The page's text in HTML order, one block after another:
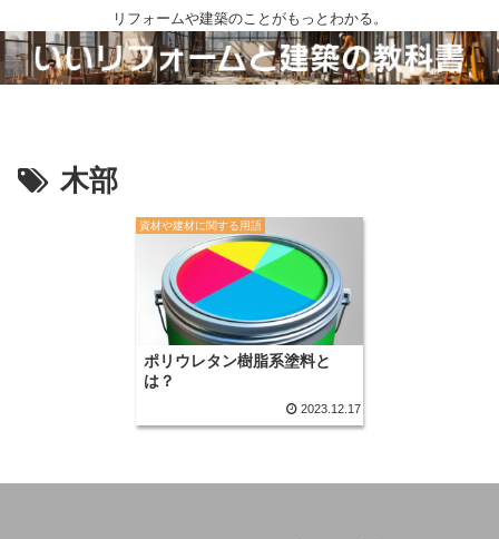
リフォームや建築のことがもっとわかる。
木部
資材や建材に関する用語
ポリウレタン樹脂系塗料と
は？
2023.12.17